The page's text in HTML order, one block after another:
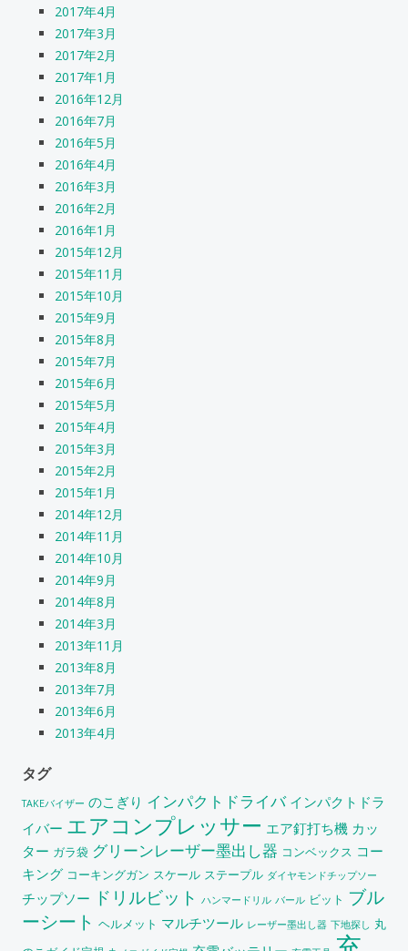
2017年4月
2017年3月
2017年2月
2017年1月
2016年12月
2016年7月
2016年5月
2016年4月
2016年3月
2016年2月
2016年1月
2015年12月
2015年11月
2015年10月
2015年9月
2015年8月
2015年7月
2015年6月
2015年5月
2015年4月
2015年3月
2015年2月
2015年1月
2014年12月
2014年11月
2014年10月
2014年9月
2014年8月
2014年3月
2013年11月
2013年8月
2013年7月
2013年6月
2013年4月
タグ
TAKEバイザー のこぎり インパクトドライバ インパクトドラ
イバー エアコンプレッサー エア釘打ち機 カッ
ター ガラ袋 グリーンレーザー墨出し器 コンベックス コー
キング コーキングガン スケール ステープル ダイヤモンドチップソー
チップソー ドリルビット ハンマードリル バール ビット ブル
ーシート ヘルメット マルチツール レーザー墨出し器 下地探し 丸